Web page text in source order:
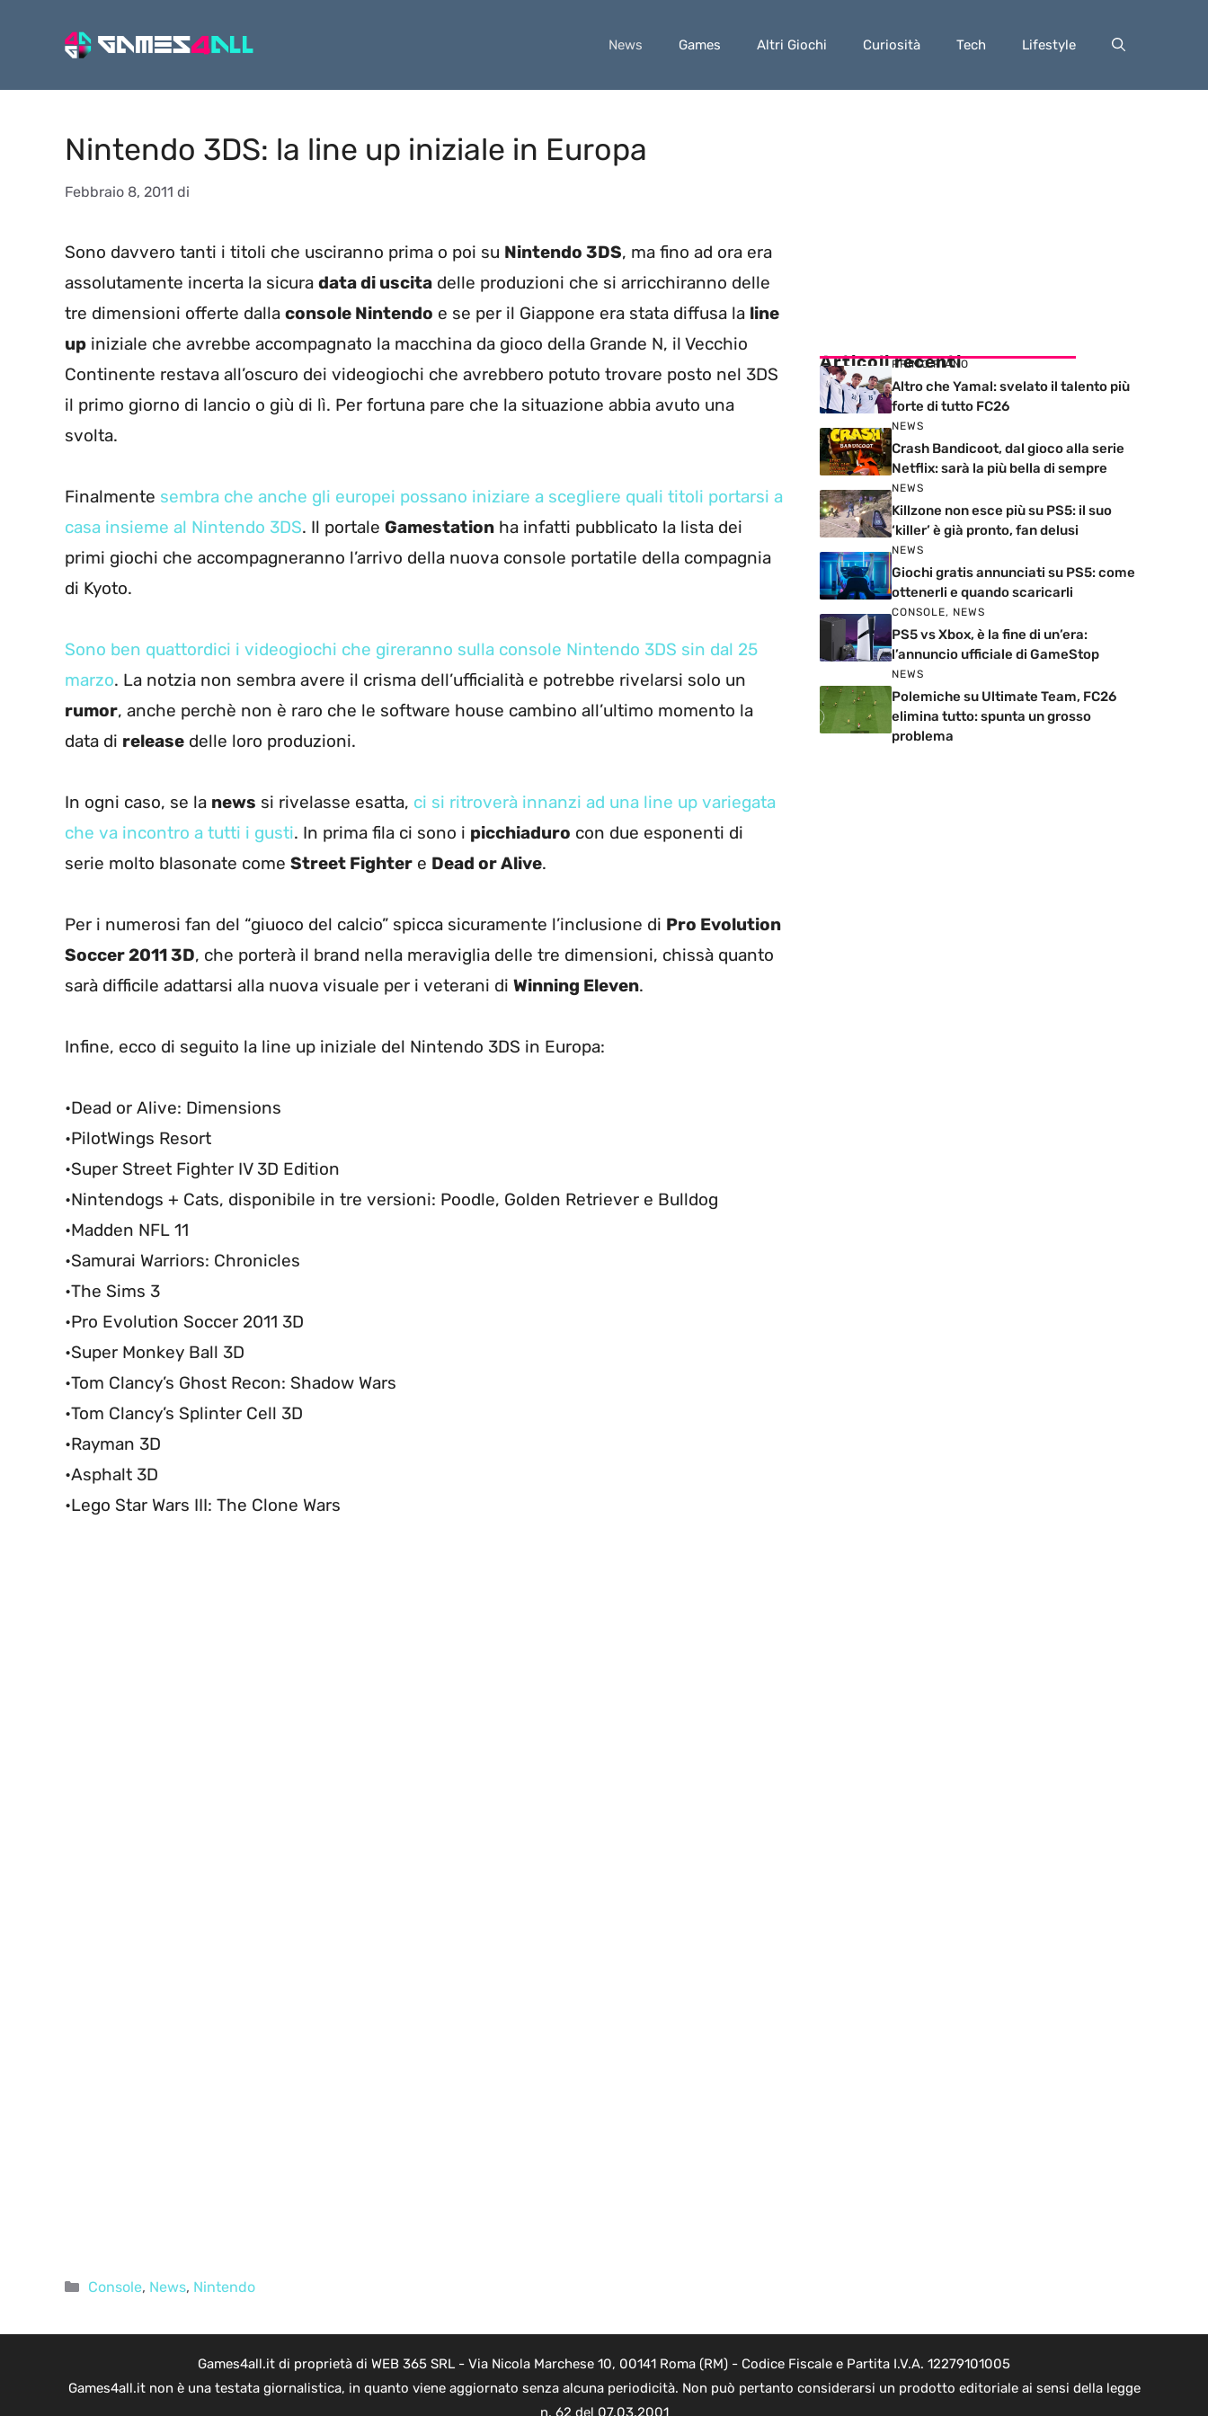
News Games Altri Giochi Curiosità Tech Lifestyle
Nintendo 3DS: la line up iniziale in Europa
Febbraio 8, 2011 di
Sono davvero tanti i titoli che usciranno prima o poi su Nintendo 3DS, ma fino ad ora era
assolutamente incerta la sicura data di uscita delle produzioni che si arricchiranno delle
tre dimensioni offerte dalla console Nintendo e se per il Giappone era stata diffusa la line
up iniziale che avrebbe accompagnato la macchina da gioco della Grande N, il Vecchio
Continente restava all’oscuro dei videogiochi che avrebbero potuto trovare posto nel 3DS
il primo giorno di lancio o giù di lì. Per fortuna pare che la situazione abbia avuto una
svolta.
Finalmente sembra che anche gli europei possano iniziare a scegliere quali titoli portarsi a
casa insieme al Nintendo 3DS. Il portale Gamestation ha infatti pubblicato la lista dei
primi giochi che accompagneranno l’arrivo della nuova console portatile della compagnia
di Kyoto.
Sono ben quattordici i videogiochi che gireranno sulla console Nintendo 3DS sin dal 25
marzo. La notzia non sembra avere il crisma dell’ufficialità e potrebbe rivelarsi solo un
rumor, anche perchè non è raro che le software house cambino all’ultimo momento la
data di release delle loro produzioni.
In ogni caso, se la news si rivelasse esatta, ci si ritroverà innanzi ad una line up variegata
che va incontro a tutti i gusti. In prima fila ci sono i picchiaduro con due esponenti di
serie molto blasonate come Street Fighter e Dead or Alive.
Per i numerosi fan del “giuoco del calcio” spicca sicuramente l’inclusione di Pro Evolution
Soccer 2011 3D, che porterà il brand nella meraviglia delle tre dimensioni, chissà quanto
sarà difficile adattarsi alla nuova visuale per i veterani di Winning Eleven.
Infine, ecco di seguito la line up iniziale del Nintendo 3DS in Europa:
•Dead or Alive: Dimensions
•PilotWings Resort
•Super Street Fighter IV 3D Edition
•Nintendogs + Cats, disponibile in tre versioni: Poodle, Golden Retriever e Bulldog
•Madden NFL 11
•Samurai Warriors: Chronicles
•The Sims 3
•Pro Evolution Soccer 2011 3D
•Super Monkey Ball 3D
•Tom Clancy’s Ghost Recon: Shadow Wars
•Tom Clancy’s Splinter Cell 3D
•Rayman 3D
•Asphalt 3D
•Lego Star Wars III: The Clone Wars
Categorie
Console, News, Nintendo
Articoli recenti
PRIMO PIANO
Altro che Yamal: svelato il talento più
forte di tutto FC26
NEWS
Crash Bandicoot, dal gioco alla serie
Netflix: sarà la più bella di sempre
NEWS
Killzone non esce più su PS5: il suo
‘killer’ è già pronto, fan delusi
NEWS
Giochi gratis annunciati su PS5: come
ottenerli e quando scaricarli
CONSOLE, NEWS
PS5 vs Xbox, è la fine di un’era:
l’annuncio ufficiale di GameStop
NEWS
Polemiche su Ultimate Team, FC26
elimina tutto: spunta un grosso
problema
Games4all.it di proprietà di WEB 365 SRL - Via Nicola Marchese 10, 00141 Roma (RM) - Codice Fiscale e Partita I.V.A. 12279101005
Games4all.it non è una testata giornalistica, in quanto viene aggiornato senza alcuna periodicità. Non può pertanto considerarsi un prodotto editoriale ai sensi della legge
n. 62 del 07.03.2001